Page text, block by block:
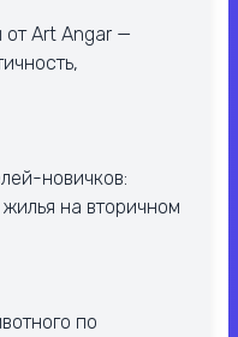
от Art Angar —
новичков:
на вторичном
по